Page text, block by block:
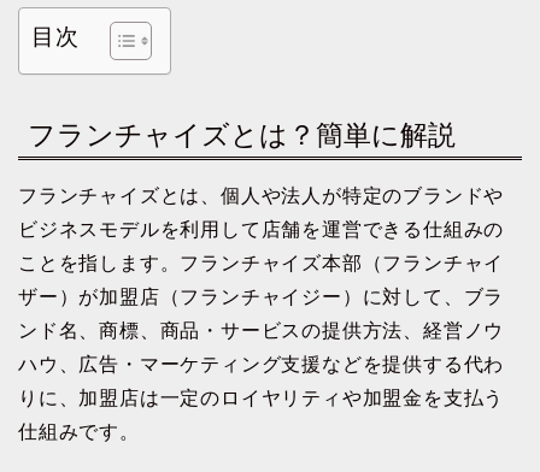
目次
フランチャイズとは？簡単に解説
フランチャイズとは、個人や法人が特定のブランドや
ビジネスモデルを利用して店舗を運営できる仕組みの
ことを指します。フランチャイズ本部（フランチャイ
ザー）が加盟店（フランチャイジー）に対して、ブラ
ンド名、商標、商品・サービスの提供方法、経営ノウ
ハウ、広告・マーケティング支援などを提供する代わ
りに、加盟店は一定のロイヤリティや加盟金を支払う
仕組みです。